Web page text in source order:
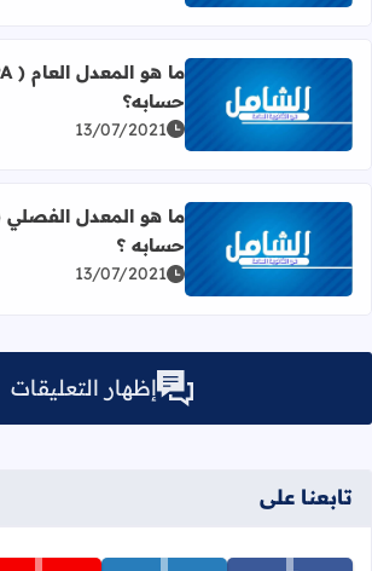
اقرأ المزيد عن ما هو المعدل العام ( GPA ) وكيف يتم حسابه؟
حسابه؟
13/07/2021
اقرأ المزيد عن ما هو المعدل الفصلي ( SPA ) وكيف يتم حسابه ؟
حسابه ؟
13/07/2021
إظهار التعليقات
تابعنا على